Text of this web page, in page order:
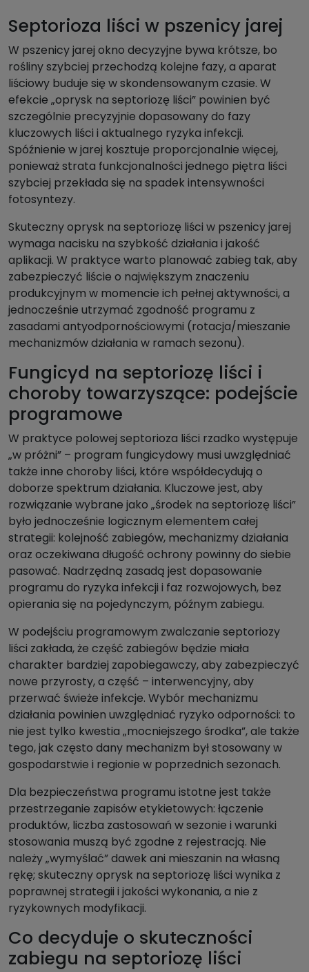
Septorioza liści w pszenicy jarej
W pszenicy jarej okno decyzyjne bywa krótsze, bo
rośliny szybciej przechodzą kolejne fazy, a aparat
liściowy buduje się w skondensowanym czasie. W
efekcie „oprysk na septoriozę liści” powinien być
szczególnie precyzyjnie dopasowany do fazy
kluczowych liści i aktualnego ryzyka infekcji.
Spóźnienie w jarej kosztuje proporcjonalnie więcej,
ponieważ strata funkcjonalności jednego piętra liści
szybciej przekłada się na spadek intensywności
fotosyntezy.
Skuteczny oprysk na septoriozę liści w pszenicy jarej
wymaga nacisku na szybkość działania i jakość
aplikacji. W praktyce warto planować zabieg tak, aby
zabezpieczyć liście o największym znaczeniu
produkcyjnym w momencie ich pełnej aktywności, a
jednocześnie utrzymać zgodność programu z
zasadami antyodpornościowymi (rotacja/mieszanie
mechanizmów działania w ramach sezonu).
Fungicyd na septoriozę liści i
choroby towarzyszące: podejście
programowe
W praktyce polowej septorioza liści rzadko występuje
„w próżni” – program fungicydowy musi uwzględniać
także inne choroby liści, które współdecydują o
doborze spektrum działania. Kluczowe jest, aby
rozwiązanie wybrane jako „środek na septoriozę liści”
było jednocześnie logicznym elementem całej
strategii: kolejność zabiegów, mechanizmy działania
oraz oczekiwana długość ochrony powinny do siebie
pasować. Nadrzędną zasadą jest dopasowanie
programu do ryzyka infekcji i faz rozwojowych, bez
opierania się na pojedynczym, późnym zabiegu.
W podejściu programowym zwalczanie septoriozy
liści zakłada, że część zabiegów będzie miała
charakter bardziej zapobiegawczy, aby zabezpieczyć
nowe przyrosty, a część – interwencyjny, aby
przerwać świeże infekcje. Wybór mechanizmu
działania powinien uwzględniać ryzyko odporności: to
nie jest tylko kwestia „mocniejszego środka”, ale także
tego, jak często dany mechanizm był stosowany w
gospodarstwie i regionie w poprzednich sezonach.
Dla bezpieczeństwa programu istotne jest także
przestrzeganie zapisów etykietowych: łączenie
produktów, liczba zastosowań w sezonie i warunki
stosowania muszą być zgodne z rejestracją. Nie
należy „wymyślać” dawek ani mieszanin na własną
rękę; skuteczny oprysk na septoriozę liści wynika z
poprawnej strategii i jakości wykonania, a nie z
ryzykownych modyfikacji.
Co decyduje o skuteczności
zabiegu na septoriozę liści